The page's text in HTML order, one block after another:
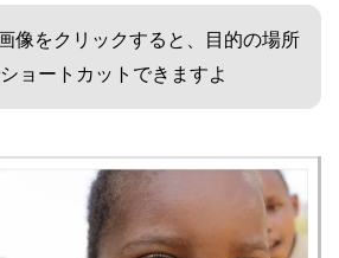
像をクリックすると、目的の場所
ョートカットできますよ